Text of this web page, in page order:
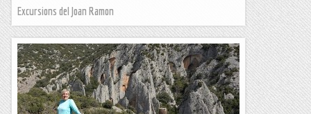
Excursions del Joan Ramon